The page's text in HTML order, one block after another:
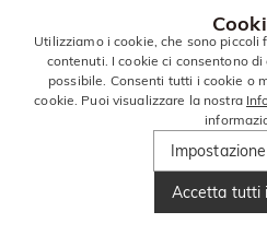
Utilizziamo i cookie, che sono piccoli
contenuti. I cookie ci consentono
possibile. Consenti tutti i cookie o
cookie. Puoi visualizzare la nostra
Accetta tutti